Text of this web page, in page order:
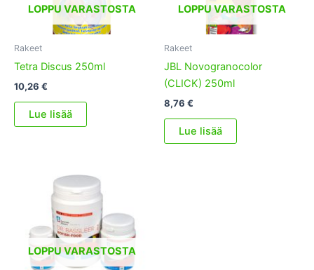
LOPPU VARASTOSTA
Rakeet
Tetra Discus 250ml
10,26 €
Lue lisää
LOPPU VARASTOSTA
Rakeet
JBL Novogranocolor
(CLICK) 250ml
8,76 €
Lue lisää
LOPPU VARASTOSTA